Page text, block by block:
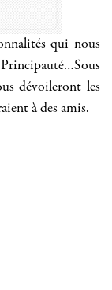
qui nous
Principauté…Sous
dévoileront les
à des amis.